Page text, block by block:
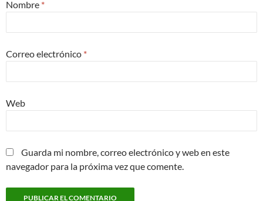
Nombre *
Correo electrónico *
Web
Guarda mi nombre, correo electrónico y web en este
navegador para la próxima vez que comente.